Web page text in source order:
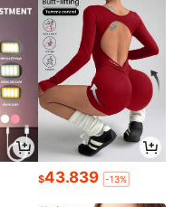
$43.839 -13%